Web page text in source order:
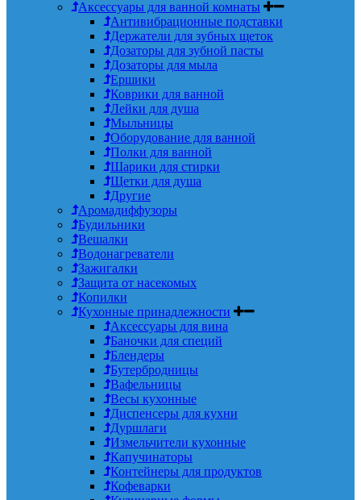
Аксессуары для ванной комнаты
Антивибрационные подставки
Держатели для зубных щеток
Дозаторы для зубной пасты
Дозаторы для мыла
Ершики
Коврики для ванной
Лейки для душа
Мыльницы
Оборудование для ванной
Полки для ванной
Шарики для стирки
Щетки для душа
Другие
Аромадиффузоры
Будильники
Вешалки
Водонагреватели
Зажигалки
Защита от насекомых
Копилки
Кухонные принадлежности
Аксессуары для вина
Баночки для специй
Блендеры
Бутербродницы
Вафельницы
Весы кухонные
Диспенсеры для кухни
Дуршлаги
Измельчители кухонные
Капучинаторы
Контейнеры для продуктов
Кофеварки